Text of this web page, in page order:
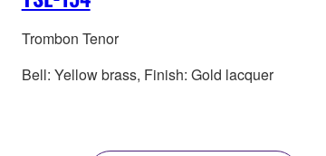
Trombon Tenor
Bell: Yellow brass, Finish: Gold lacquer